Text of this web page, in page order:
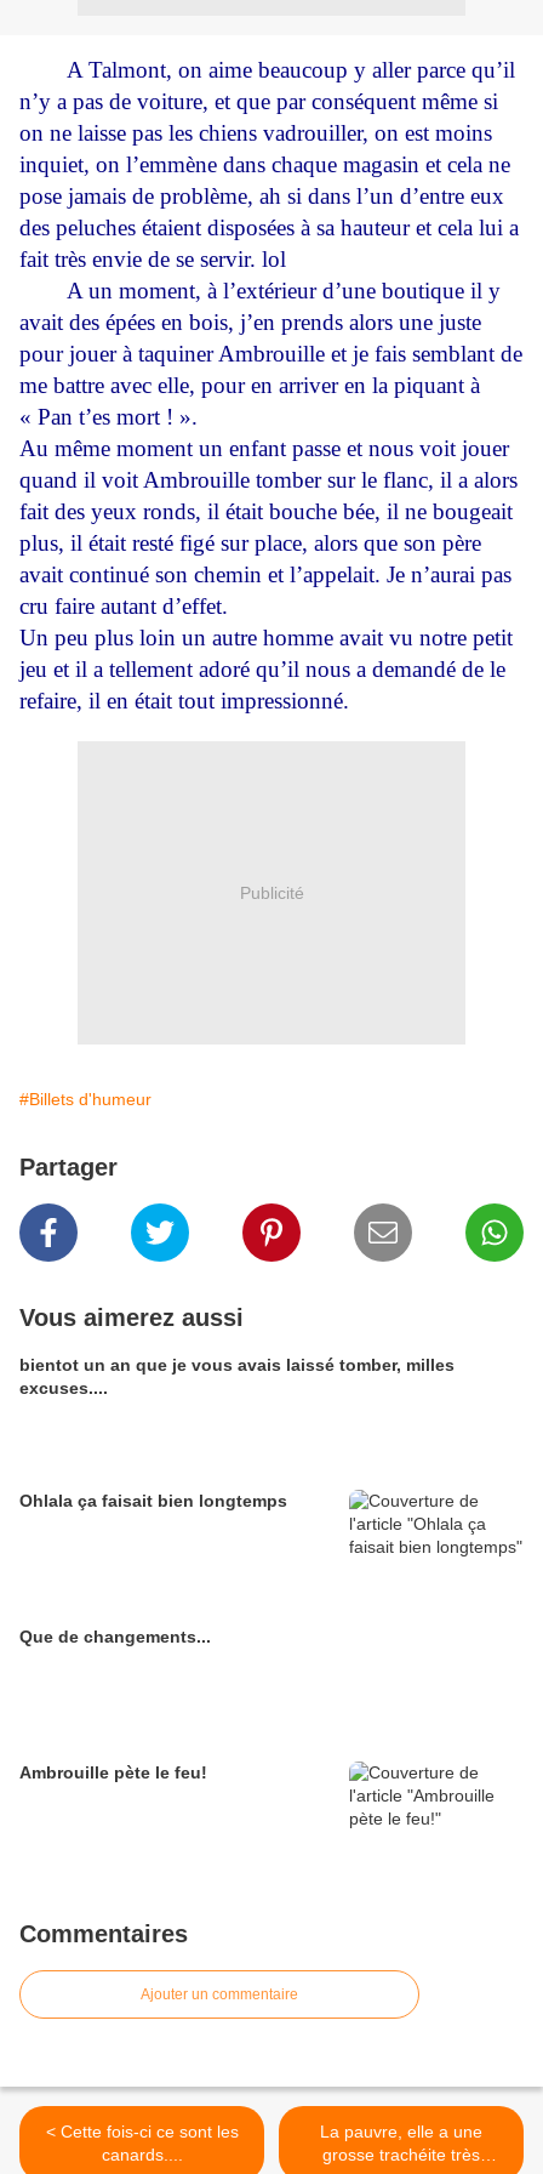
A Talmont, on aime beaucoup y aller parce qu’il
n’y a pas de voiture, et que par conséquent même si
on ne laisse pas les chiens vadrouiller, on est moins
inquiet, on l’emmène dans chaque magasin et cela ne
pose jamais de problème, ah si dans l’un d’entre eux
des peluches étaient disposées à sa hauteur et cela lui a
fait très envie de se servir. lol
A un moment, à l’extérieur d’une boutique il y
avait des épées en bois, j’en prends alors une juste
pour jouer à taquiner Ambrouille et je fais semblant de
me battre avec elle, pour en arriver en la piquant à
« Pan t’es mort ! ».
Au même moment un enfant passe et nous voit jouer
quand il voit Ambrouille tomber sur le flanc, il a alors
fait des yeux ronds, il était bouche bée, il ne bougeait
plus, il était resté figé sur place, alors que son père
avait continué son chemin et l’appelait. Je n’aurai pas
cru faire autant d’effet.
Un peu plus loin un autre homme avait vu notre petit
jeu et il a tellement adoré qu’il nous a demandé de le
refaire, il en était tout impressionné.
Publicité
#Billets d'humeur
Partager
Vous aimerez aussi
bientot un an que je vous avais laissé tomber, milles
excuses....
Ohlala ça faisait bien longtemps
Que de changements...
Ambrouille pète le feu!
Commentaires
Ajouter un commentaire
< Cette fois-ci ce sont les
canards....
La pauvre, elle a une
grosse trachéite très